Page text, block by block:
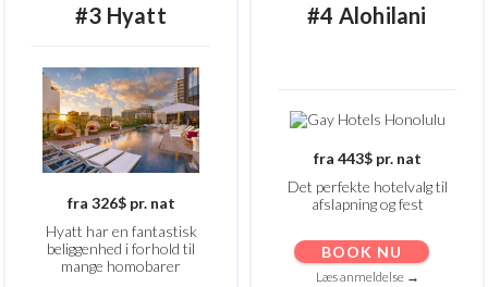
#3 Hyatt
fra 326$ pr. nat
Hyatt har en fantastisk
beliggenhed i forhold til
mange homobarer
#4 Alohilani
fra 443$ pr. nat
Det perfekte hotelvalg til
afslapning og fest
BOOK NU
Læs anmeldelse →